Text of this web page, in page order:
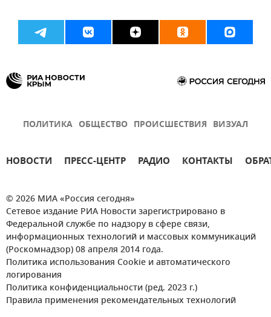
ПОЛИТИКА ОБЩЕСТВО ПРОИСШЕСТВИЯ ВИЗУАЛ
НОВОСТИ ПРЕСС-ЦЕНТР РАДИО КОНТАКТЫ
© 2026 МИА «Россия сегодня»
Сетевое издание РИА Новости зарегистрировано в
Федеральной службе по надзору в сфере связи,
информационных технологий и массовых коммуникаций
(Роскомнадзор) 08 апреля 2014 года.
Политика использования Cookie и автоматического
логирования
Политика конфиденциальности (ред. 2023 г.)
Правила применения рекомендательных технологий